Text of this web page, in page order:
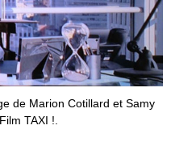
de Marion Cotillard et Samy
TAXI !.